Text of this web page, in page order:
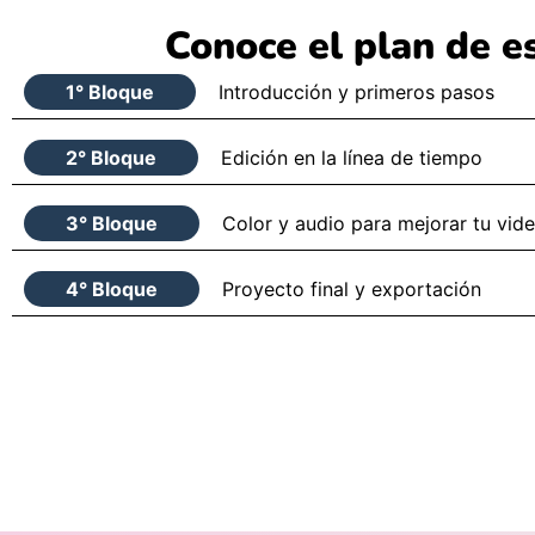
Conoce el plan de
1° Bloque Introducción y primeros pasos
2° Bloque Edición en la línea de tiempo
3° Bloque Color y audio para mejorar tu
4° Bloque Proyecto final y exportación